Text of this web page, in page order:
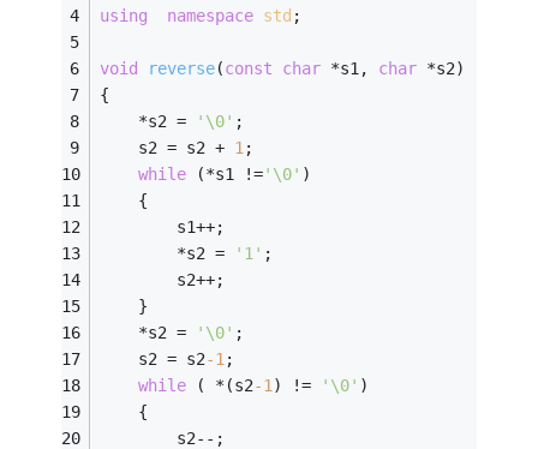
using
namespace std ;
void reverse(const char *s1, char *s2)
{
	*s2 =
'\0' ;
	s2 = s2 +
1 ;
while (*s1 !='\0' )
	{
		s1++;
		*s2 =
'1' ;
		s2++;
	}
	*s2 =
'\0' ;
	s2 = s2
-1 ;
while ( *(s2-1 ) != '\0' )
	{
		s2--;